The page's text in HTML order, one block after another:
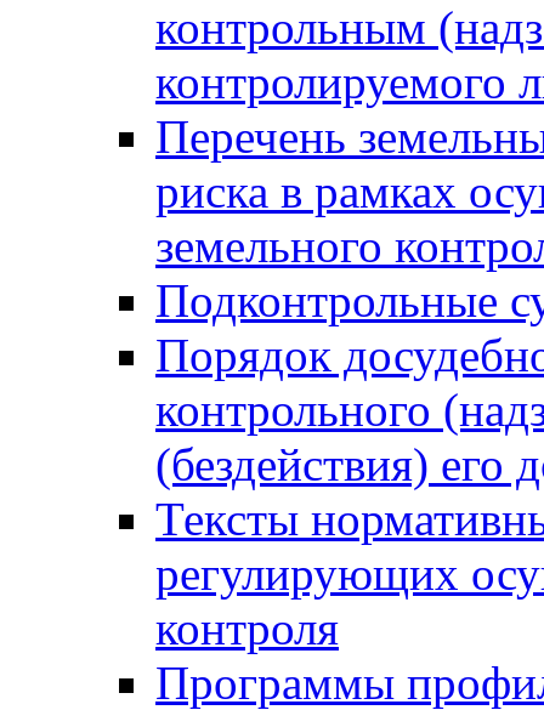
контрольным
контролируемого
Перечень
риска в рамках
земельного
Подконтрольные
Порядок
контрольного
(бездействия)
Тексты
регулирующих
контроля
Программы